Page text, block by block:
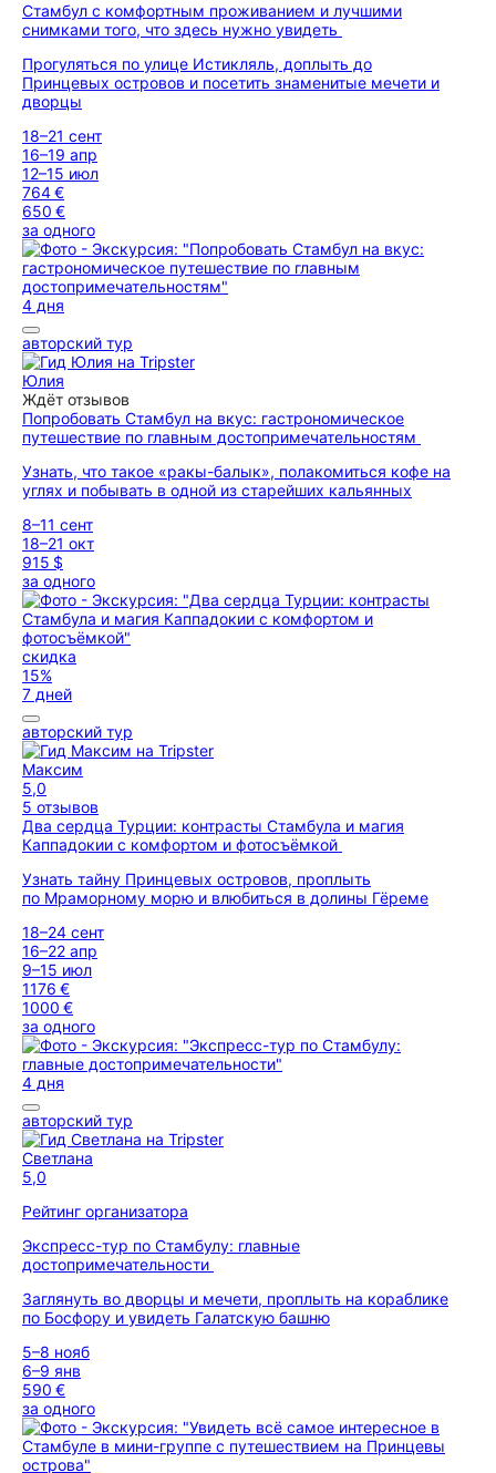
Стамбул с комфортным проживанием и лучшими
снимками того, что здесь нужно увидеть
Прогуляться по улице Истикляль, доплыть до
Принцевых островов и посетить знаменитые мечети и
дворцы
18–21 сент
16–19 апр
12–15 июл
764 €
650 €
за одного
4 дня
авторский тур
Юлия
Ждёт отзывов
Попробовать Стамбул на вкус: гастрономическое
путешествие по главным достопримечательностям
Узнать, что такое «ракы-балык», полакомиться кофе на
углях и побывать в одной из старейших кальянных
8–11 сент
18–21 окт
915 $
за одного
скидка
15%
7 дней
авторский тур
Максим
5,0
5 отзывов
Два сердца Турции: контрасты Стамбула и магия
Каппадокии с комфортом и фотосъёмкой
Узнать тайну Принцевых островов, проплыть
по Мраморному морю и влюбиться в долины Гёреме
18–24 сент
16–22 апр
9–15 июл
1176 €
1000 €
за одного
4 дня
авторский тур
Светлана
5,0
Рейтинг организатора
Экспресс-тур по Стамбулу: главные
достопримечательности
Заглянуть во дворцы и мечети, проплыть на кораблике
по Босфору и увидеть Галатскую башню
5–8 нояб
6–9 янв
590 €
за одного